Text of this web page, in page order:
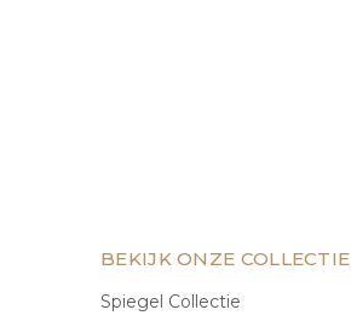
BEKIJK ONZE COLLECTIE
Spiegel Collectie